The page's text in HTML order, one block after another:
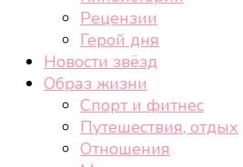
Рецензии
Герой дня
Новости звёзд
Образ жизни
Спорт и фитнес
Путешествия, отдых
Отношения